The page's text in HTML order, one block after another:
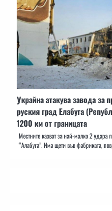
Украйна атакува завода за
руския град Елабуга
1200 км от границата
Местните казват за най-малко 2 удара
“Алабуга”. Има щети във фабриката,